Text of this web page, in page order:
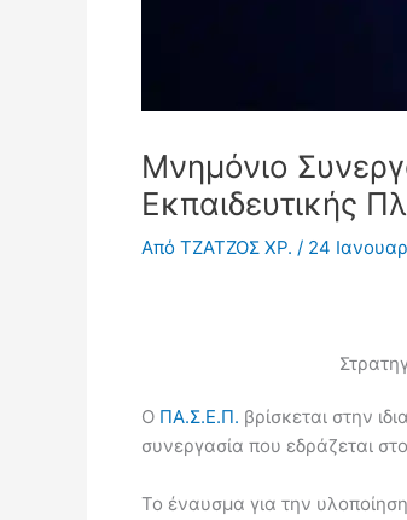
Μνημόνιο
Εκπαιδευτικής
Από ΤΖΑΤΖΟΣ ΧΡ. / 24
Ο ΠΑ.Σ.Ε.Π. βρίσκεται στην
συνεργασία που εδράζεται
Το έναυσμα για την